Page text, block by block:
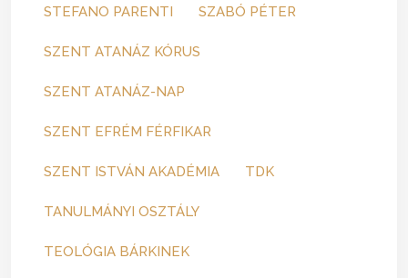
STEFANO PARENTI SZABÓ PÉTER
SZENT ATANÁZ KÓRUS
SZENT ATANÁZ-NAP
SZENT EFRÉM FÉRFIKAR
SZENT ISTVÁN AKADÉMIA TDK
TANULMÁNYI OSZTÁLY
TEOLÓGIA BÁRKINEK